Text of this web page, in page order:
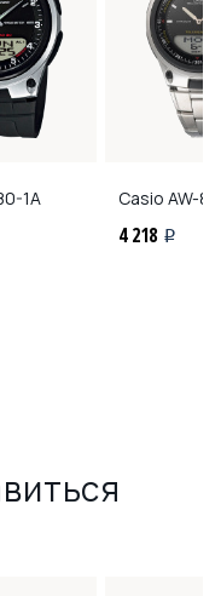
1A CasioAW-
4 218 i